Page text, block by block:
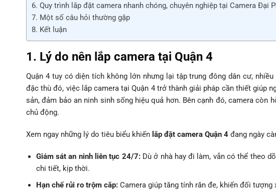
6. Quy trình lắp đặt camera nhanh chóng, chuyên nghiệp tại Camera Đại
7. Một số câu hỏi thường gặp
8. Kết luận
1. Lý do nên lắp camera tại Quận 4
Quận 4 tuy có diện tích không lớn nhưng lại tập trung đông dân cư,
đặc thù đó, việc lắp camera tại Quận 4 trở thành giải pháp cần thiết giúp
sản, đảm bảo an ninh sinh sống hiệu quả hơn. Bên cạnh đó, camera còn
chủ động.
Xem ngay những lý do tiêu biểu khiến lắp đặt camera Quận 4 đang ngày
Giám sát an ninh liên tục 24/7:Dù ở nhà hay đi làm, vẫn có thể theo
chi tiết, kịp thời.
Hạn chế rủi ro trộm cắp:Camera giúp tăng tính răn đe, khiến đối